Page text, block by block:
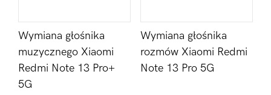
Wymiana głośnika
muzycznego Xiaomi
Redmi Note 13 Pro+
5G
Wymiana głośnika
rozmów Xiaomi Redmi
Note 13 Pro 5G